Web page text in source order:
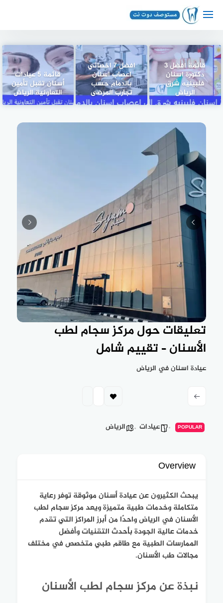
قائمة افضل 3
دكتورة اسنان
فلبينيه شرق
الرياض
افضل 7 اخصائي
اعصاب اسنان
بالدمام حسب
تجارب المرضى
قائمة 5 عيادات
أسنان تقبل تأمين
التعاونية الرياض
تعليقات حول مركز سجام لطب
الأسنان – تقييم شامل
عيادة اسنان في الرياض
POPULAR عيادات الرياض
Overview
يبحث الكثيرون عن عيادة أسنان موثوقة توفر رعاية
متكاملة وخدمات طبية متميزة ويعد مركز سجام لطب
الأسنان في الرياض واحدًا من أبرز المراكز التي تقدم
خدمات عالية الجودة بأحدث التقنيات وأفضل
الممارسات الطبية مع طاقم طبي متخصص في مختلف
مجالات طب الأسنان.
نبذة عن مركز سجام لطب الأسنان